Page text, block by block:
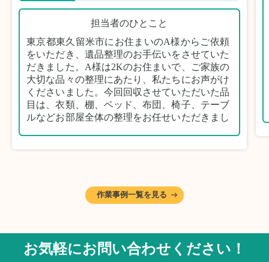
担当者のひとこと
東京都東久留米市にお住まいのA様からご依頼
をいただき、遺品整理のお手伝いをさせていた
だきました。A様は2Kのお住まいで、ご家族の
大切な品々の整理にあたり、私たちにお声がけ
くださいました。今回回収させていただいた品
目は、衣類、棚、ベッド、布団、椅子、テーブ
ルなどお部屋全体の整理をお任せいただきまし
に仕分けしました。
A様から「手際よく進めてくれて助かりまし
るのは難しかったと思います」との温かいお言
葉をいただきました。遺品整理という心の負担
が大きい作業において、少しでもA様の力にな
作業事例一覧を見る
お気軽にお問い合わせください！